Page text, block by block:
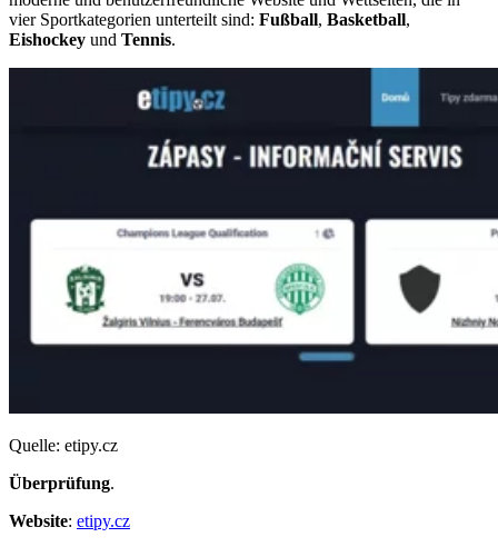
vier Sportkategorien unterteilt sind: Fußball, Basketball,
Eishockey und Tennis.
Quelle: etipy.cz
Überprüfung.
Website: etipy.cz